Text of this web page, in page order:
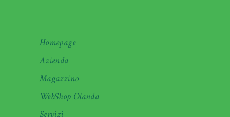
Homepage
Azienda
Magazzino
WebShop Olanda
Servizi